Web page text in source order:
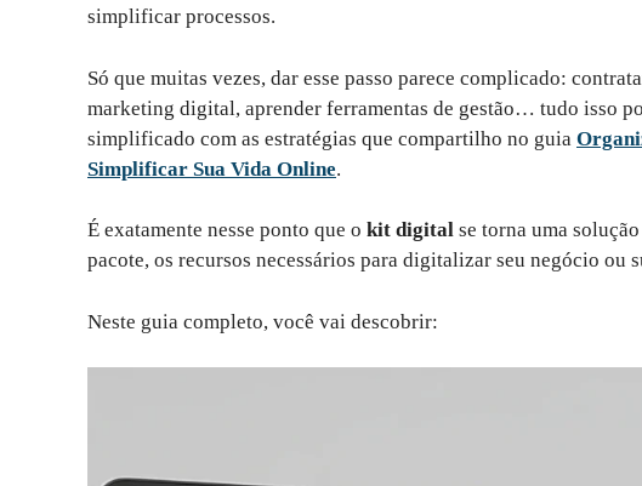
simplificar processos.
Só que muitas vezes, dar esse passo parece complicado:
marketing digital, aprender ferramentas de gestão… tudo isso
simplificado com as estratégias que compartilho no guia
Simplificar Sua Vida Online.
É exatamente nesse ponto que o kit digital se torna uma
pacote, os recursos necessários para digitalizar seu negócio ou
Neste guia completo, você vai descobrir: